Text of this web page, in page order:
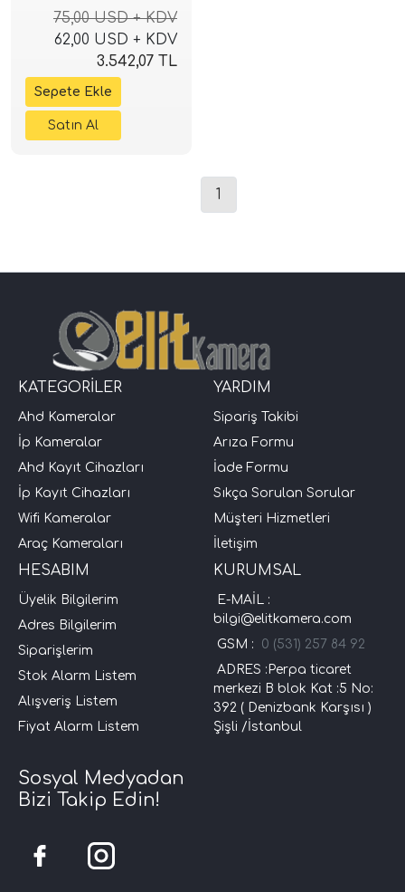
75,00 USD + KDV
62,00 USD + KDV
3.542,07 TL
1
KATEGORİLER
Ahd Kameralar
İp Kameralar
Ahd Kayıt Cihazları
İp Kayıt Cihazları
Wifi Kameralar
Araç Kameraları
YARDIM
Sipariş Takibi
Arıza Formu
İade Formu
Sıkça Sorulan Sorular
Müşteri Hizmetleri
İletişim
HESABIM
Üyelik Bilgilerim
Adres Bilgilerim
Siparişlerim
Stok Alarm Listem
Alışveriş Listem
Fiyat Alarm Listem
KURUMSAL
E-MAİL :
bilgi@elitkamera.com
GSM : 0 (531) 257 84 92
ADRES :Perpa ticaret
merkezi B blok Kat :5 No:
392 ( Denizbank Karşısı )
Şişli /İstanbul
Sosyal Medyadan
Bizi Takip Edin!